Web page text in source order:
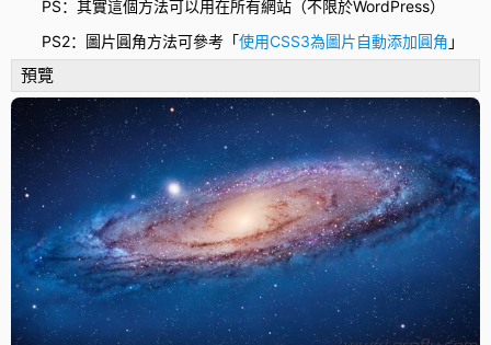
PS：其實這個方法可以用在所有網站（不限於WordPress）
PS2：圖片圓角方法可參考「使用CSS3為圖片自動添加圓角 」
預覽